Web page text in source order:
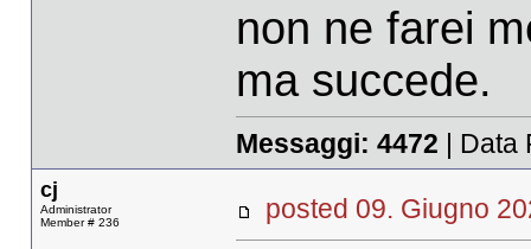
non ne farei
ma succede.
Messaggi: 4472 | Data
cj
Administrator
Member # 236
posted 09. Giugno